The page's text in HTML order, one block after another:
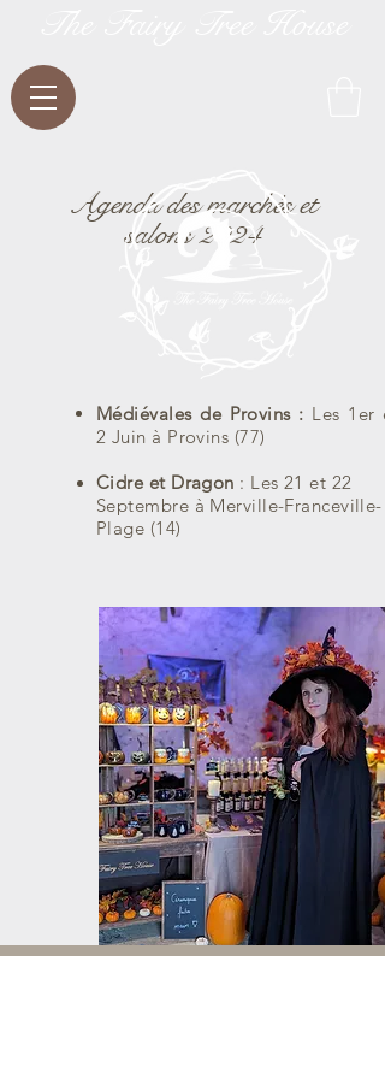
Agenda des marchés et
salons 2024
Médiévales de Provins : Les 1er
2 Juin à Provins (77)
Cidre et Dragon : Les 21 et 22
Septembre à Merville-Franceville-
Plage (14)